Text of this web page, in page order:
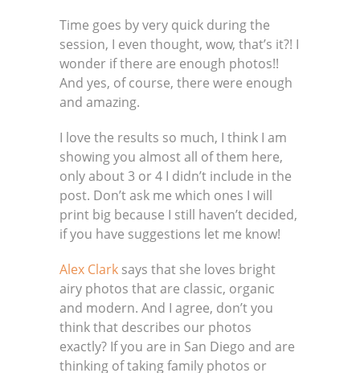
Time goes by very quick during the
session, I even thought, wow, that’s it?! I
wonder if there are enough photos!!
And yes, of course, there were enough
and amazing.
I love the results so much, I think I am
showing you almost all of them here,
only about 3 or 4 I didn’t include in the
post. Don’t ask me which ones I will
print big because I still haven’t decided,
if you have suggestions let me know!
Alex Clark says that she loves bright
airy photos that are classic, organic
and modern. And I agree, don’t you
think that describes our photos
exactly? If you are in San Diego and are
thinking of taking family photos or